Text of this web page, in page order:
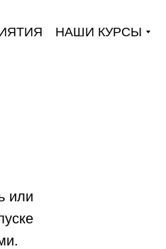
НАШИ КУРСЫ
или